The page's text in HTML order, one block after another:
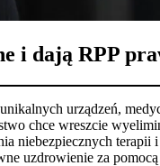
i dają RPP
urządzeń,
chce wreszcie
niebezpiecznych
uzdrowienie za